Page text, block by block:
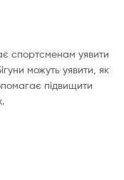
спортсменам уявити
можуть уявити, як
підвищити